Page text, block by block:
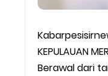
KEPULAUAN
Berawal dari